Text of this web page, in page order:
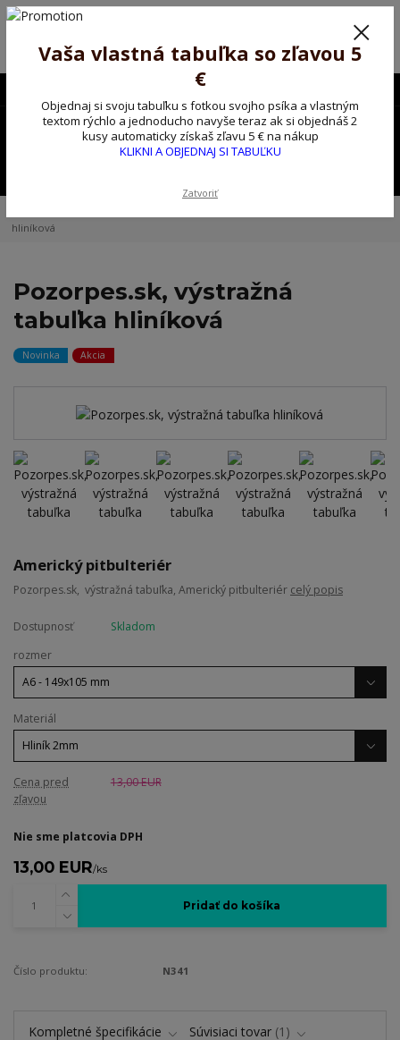
Poprosíme ctených zákazníkov o trpezlivosť, v tomto období máme
Preto sme Vám pripravili malý darček ako ospravedlnenie.
!!! ZĽAVA 5€ na PRVÚ objednávku nad 30€ s kódom pozorpes5 !!!
0,00 EUR
hliníková
Pozorpes.sk, výstražná
tabuľka hliníková
Novinka Akcia
Americký pitbulteriér
Pozorpes.sk, výstražná tabuľka, Americký pitbulteriér celý popis
Dostupnosť
Skladom
rozmer
Materiál
Cena pred
zľavou
13,00 EUR
Nie sme platcovia DPH
13,00 EUR/ks
Pridať do košíka
Číslo produktu: N341
Kompletné špecifikácie Súvisiaci tovar 1
Vaša vlastná tabuľka so zľavou 5
€
Objednaj si svoju tabuľku s fotkou svojho psíka a vlastným
textom rýchlo a jednoducho navyše teraz ak si objednáš 2
kusy automaticky získaš zľavu 5 € na nákup
KLIKNI A OBJEDNAJ SI TABUĽKU
Zatvoriť